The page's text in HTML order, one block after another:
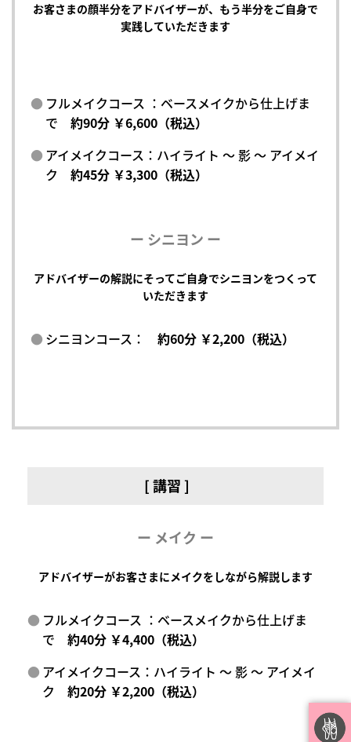
お客さまの顔半分をアドバイザーが、もう半分をご自身で
実践していただきます
フルメイクコース ：ベースメイクから仕上げま
で約90分 ￥6,600（税込）
アイメイクコース：ハイライト ～ 影 ～ アイメイ
ク約45分 ￥3,300（税込）
ー シニヨン ー
アドバイザーの解説にそってご自身でシニヨンをつくって
いただきます
シニヨンコース：約60分 ￥2,200（税込）
[ 講習 ]
ー メイク ー
アドバイザーがお客さまにメイクをしながら解説します
フルメイクコース ：ベースメイクから仕上げま
で約40分 ￥4,400（税込）
アイメイクコース：ハイライト ～ 影 ～ アイメイ
ク約20分 ￥2,200（税込）